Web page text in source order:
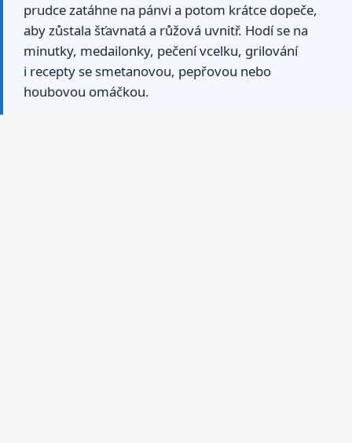
prudce zatáhne na pánvi a potom krátce dopeče,
aby zůstala šťavnatá a růžová uvnitř. Hodí se na
minutky, medailonky, pečení vcelku, grilování
i recepty se smetanovou, pepřovou nebo
houbovou omáčkou.